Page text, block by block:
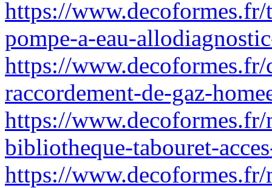
https://www.decoformes.fr/
pompe-a-eau-
https://www.decoformes.fr/
raccordement-de-gaz-
https://
bibliotheque-tabouret-
https://